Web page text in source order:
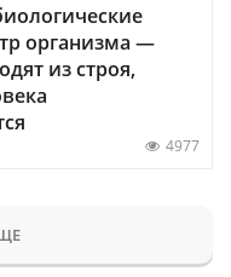
организма —
из строя,
4977